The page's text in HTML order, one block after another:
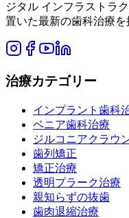
ジタル インフラストラ
置いた最新の歯科治療を
治療カテゴリー
インプラント歯科
ベニア歯科治療
ジルコニアクラウ
歯列矯正
矯正治療
透明プラーク治療
親知らずの抜歯
歯肉退縮治療